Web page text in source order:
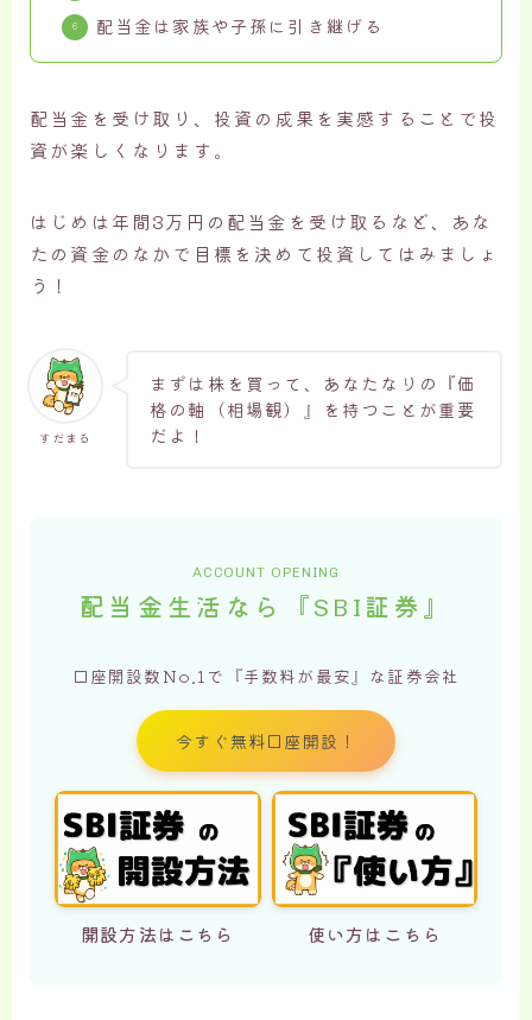
配当金は家族や子孫に引き継げる
配当金を受け取り、投資の成果を実感することで投
資が楽しくなります。
はじめは年間3万円の配当金を受け取るなど、あな
たの資金のなかで目標を決めて投資してはみましょ
う！
すだまる
まずは株を買って、あなたなりの『価
格の軸（相場観）』を持つことが重要
だよ！
ACCOUNT OPENING
配当金生活なら『SBI証券』
口座開設数No.1で『手数料が最安』な証券会社
今すぐ無料口座開設！
開設方法はこちら 使い方はこちら